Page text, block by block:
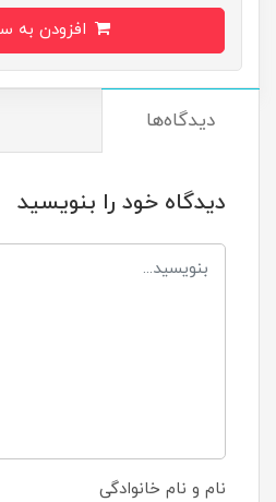
دیدگاه‌ها
دیدگاه خود را بنویسید
نام و نام خانوادگی